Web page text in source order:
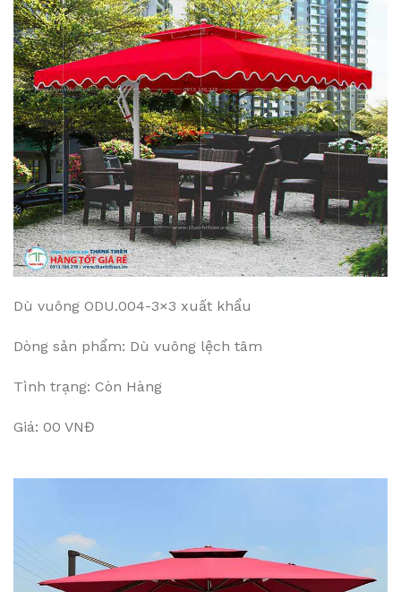
Dù vuông ODU.004-3×3 xuất khẩu
Dòng sản phẩm: Dù vuông lệch tâm
Tình trạng: Còn Hàng
Giá: 00 VNĐ